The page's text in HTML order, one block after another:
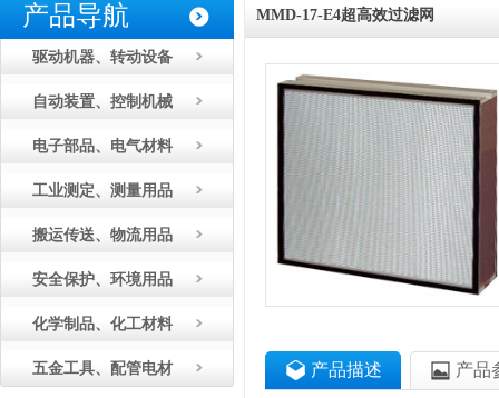
产品导航
驱动机器、转动设备
自动装置、控制机械
电子部品、电气材料
工业测定、测量用品
搬运传送、物流用品
安全保护、环境用品
化学制品、化工材料
五金工具、配管电材
MMD-17-E4超高效过滤网
产品描述 产品